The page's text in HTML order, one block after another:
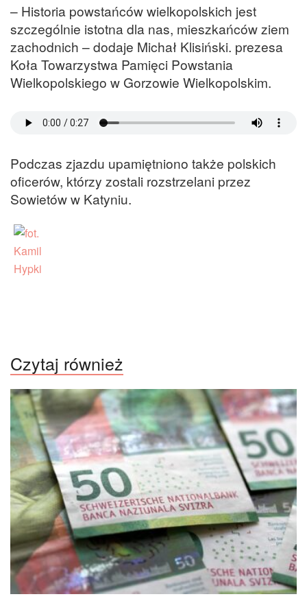
– Historia powstańców wielkopolskich jest
szczególnie istotna dla nas, mieszkańców ziem
zachodnich – dodaje Michał Klisiński. prezesa
Koła Towarzystwa Pamięci Powstania
Wielkopolskiego w Gorzowie Wielkopolskim.
Podczas zjazdu upamiętniono także polskich
oficerów, którzy zostali rozstrzelani przez
Sowietów w Katyniu.
Czytaj również